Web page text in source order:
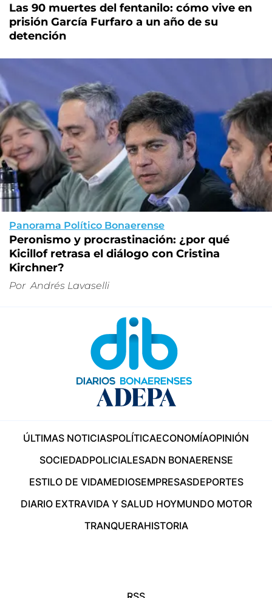
Las 90 muertes del fentanilo: cómo vive en
prisión García Furfaro a un año de su
detención
Panorama Político Bonaerense
Peronismo y procrastinación: ¿por qué
Kicillof retrasa el diálogo con Cristina
Kirchner?
Por Andrés Lavaselli
ÚLTIMAS NOTICIASPOLÍTICAECONOMÍAOPINIÓN
SOCIEDADPOLICIALESADN BONAERENSE
ESTILO DE VIDAMEDIOSEMPRESASDEPORTES
DIARIO EXTRAVIDA Y SALUD HOYMUNDO MOTOR
TRANQUERAHISTORIA